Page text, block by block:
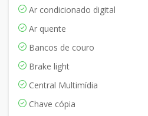
Ar condicionado digital
Ar quente
Bancos de couro
Brake light
Central Multimídia
Chave cópia